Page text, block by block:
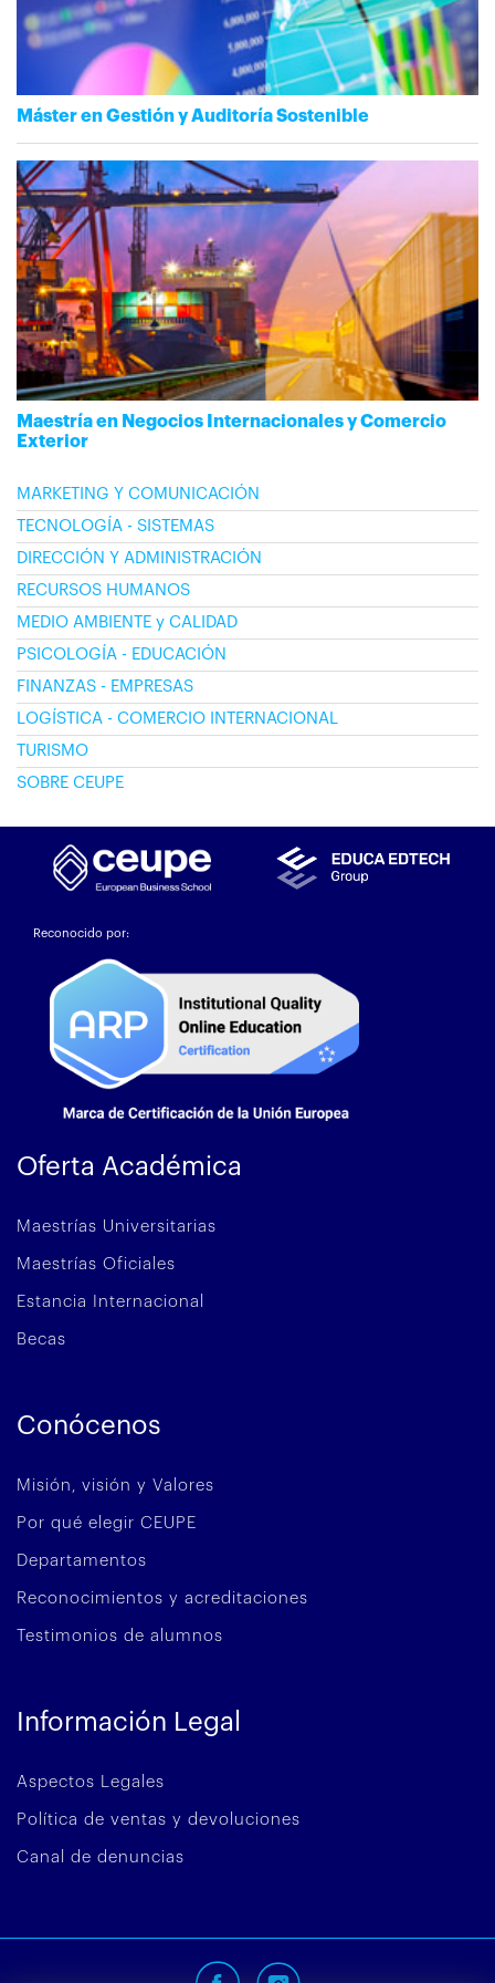
Máster en Gestión y Auditoría Sostenible
Maestría en Negocios Internacionales y Comercio
Exterior
MARKETING Y COMUNICACIÓN
TECNOLOGÍA - SISTEMAS
DIRECCIÓN Y ADMINISTRACIÓN
RECURSOS HUMANOS
MEDIO AMBIENTE y CALIDAD
PSICOLOGÍA - EDUCACIÓN
FINANZAS - EMPRESAS
LOGÍSTICA - COMERCIO INTERNACIONAL
TURISMO
SOBRE CEUPE
Reconocido por:
Oferta Académica
Maestrías Universitarias
Maestrías Oficiales
Estancia Internacional
Becas
Conócenos
Misión, visión y Valores
Por qué elegir CEUPE
Departamentos
Reconocimientos y acreditaciones
Testimonios de alumnos
Información Legal
Aspectos Legales
Política de ventas y devoluciones
Canal de denuncias